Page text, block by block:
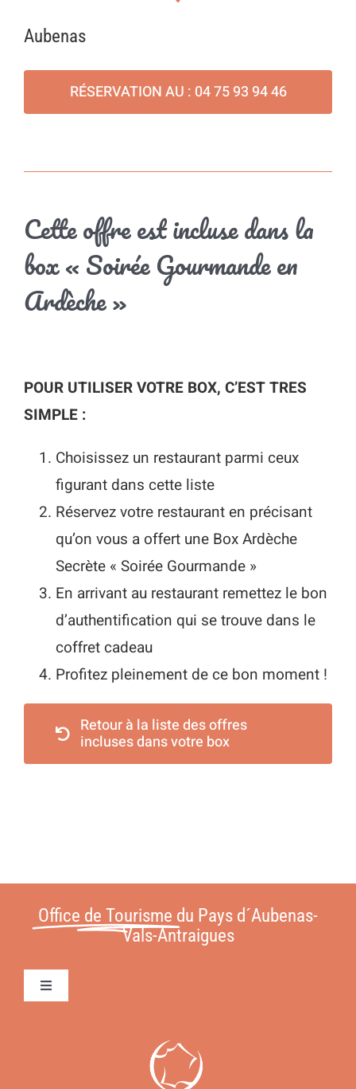
Aubenas
RÉSERVATION AU : 04 75 93 94 46
Cette offre est incluse dans la
box « Soirée Gourmande en
Ardèche »
POUR UTILISER VOTRE BOX, C’EST TRES
SIMPLE :
Choisissez un restaurant parmi ceux
figurant dans cette liste
Réservez votre restaurant en précisant
qu’on vous a offert une Box Ardèche
Secrète « Soirée Gourmande »
En arrivant au restaurant remettez le bon
d’authentification qui se trouve dans le
coffret cadeau
Profitez pleinement de ce bon moment !
Retour à la liste des offres
incluses dans votre box
Office de Tourisme du Pays d´Aubenas-
Vals-Antraigues
Toggle